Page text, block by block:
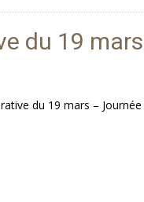
du 19 mars
du 19 mars –